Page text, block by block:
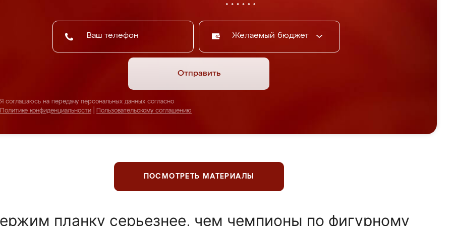
Желаемый бюджет
Отправить
Я соглашаюсь на передачу персональных данных согласно
Политике конфиденциальности
Пользовательскому соглашению
ПОСМОТРЕТЬ МАТЕРИАЛЫ
планку серьезнее, чем чемпионы по фигурному